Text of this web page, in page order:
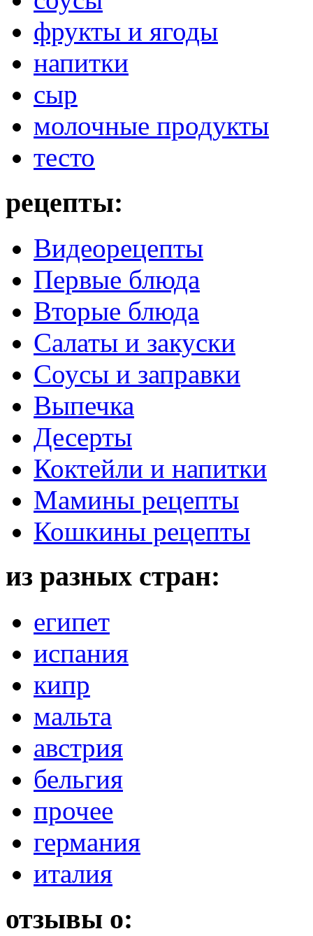
фрукты и ягоды
напитки
сыр
молочные продукты
тесто
рецепты:
Видеорецепты
Первые блюда
Вторые блюда
Салаты и закуски
Соусы и заправки
Выпечка
Десерты
Коктейли и напитки
Мамины рецепты
Кошкины рецепты
из разных стран:
египет
испания
кипр
мальта
австрия
бельгия
прочее
германия
италия
отзывы о: